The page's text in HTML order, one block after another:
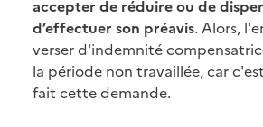
accepter de réduire ou de
d’effectuer son préavis. Alors,
verser d'indemnité
la période non travaillée, car
fait cette demande.